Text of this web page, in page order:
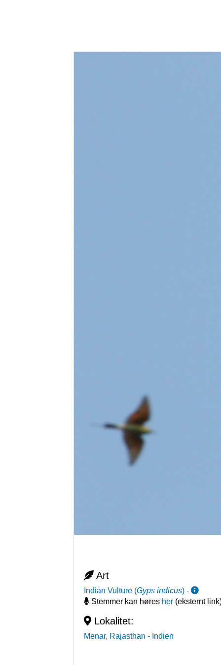
Art
Indian Vulture (Gyps indicus)-
Stemmer kan høres her (eksternt
Lokalitet:
Menar, Rajasthan - Indien